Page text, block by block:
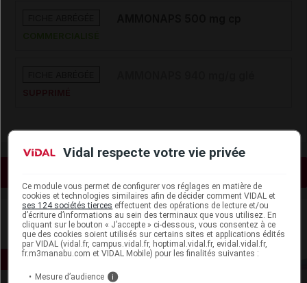
Vidal respecte votre vie privée
Ce module vous permet de configurer vos réglages en matière de
cookies et technologies similaires afin de décider comment VIDAL et
ses 124 sociétés tierces effectuent des opérations de lecture et/ou
d’écriture d’informations au sein des terminaux que vous utilisez. En
cliquant sur le bouton « J’accepte » ci-dessous, vous consentez à ce
que des cookies soient utilisés sur certains sites et applications édités
par VIDAL (vidal.fr, campus.vidal.fr, hoptimal.vidal.fr, evidal.vidal.fr,
fr.m3manabu.com et VIDAL Mobile) pour les finalités suivantes :
Mesure d’audience i